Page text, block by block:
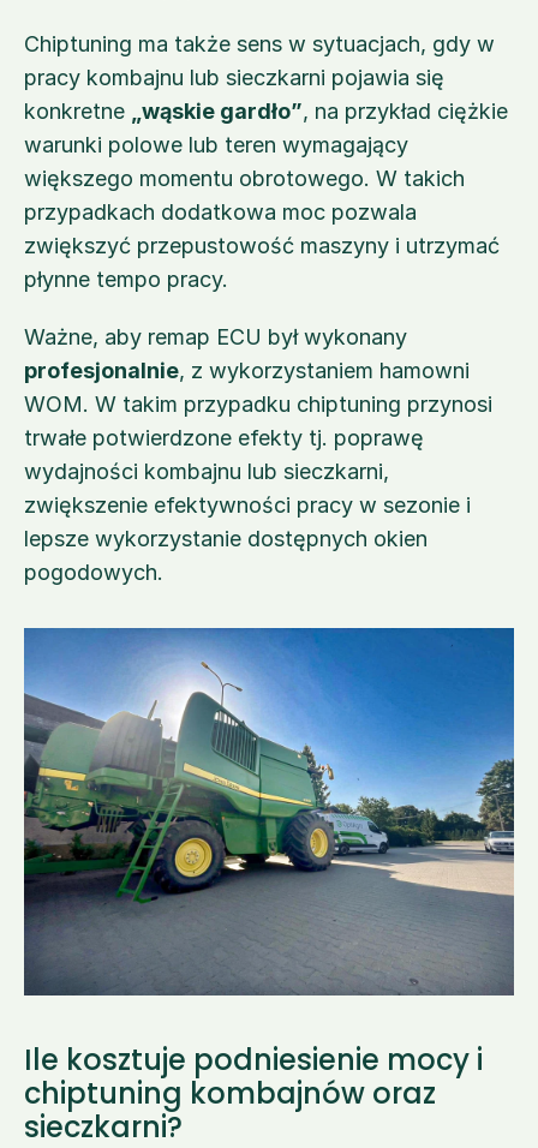
Chiptuning ma także sens w sytuacjach, gdy w
pracy kombajnu lub sieczkarni pojawia się
konkretne
„wąskie gardło”, na przykład ciężkie
warunki polowe lub teren wymagający
większego momentu obrotowego. W takich
przypadkach dodatkowa moc pozwala
zwiększyć przepustowość maszyny i utrzymać
płynne tempo pracy.
profesjonalnie, z wykorzystaniem hamowni
WOM. W takim przypadku chiptuning przynosi
trwałe potwierdzone efekty tj. poprawę
wydajności kombajnu lub sieczkarni,
zwiększenie efektywności pracy w sezonie i
lepsze wykorzystanie dostępnych okien
pogodowych.
Ile kosztuje podniesienie mocy i
chiptuning kombajnów oraz
sieczkarni?